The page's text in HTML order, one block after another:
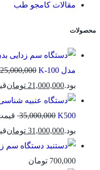
مقالات کامجو طب
محصولات
مدل K-100
25,000,000
بود.21,000,000 تومان
K500
35,000,000
بود.31,000,000 تومان
700,000 تومان